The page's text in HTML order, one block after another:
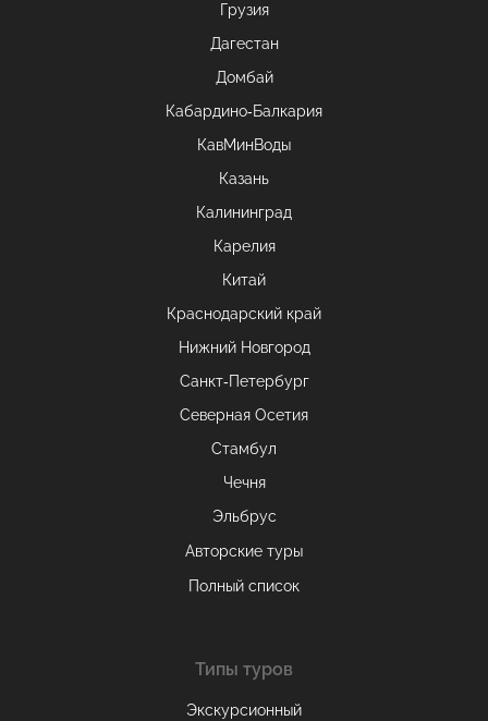
Грузия
Дагестан
Домбай
Кабардино-Балкария
КавМинВоды
Казань
Калининград
Карелия
Китай
Краснодарский край
Нижний Новгород
Санкт-Петербург
Северная Осетия
Стамбул
Чечня
Эльбрус
Авторские туры
Полный список
Типы туров
Экскурсионный